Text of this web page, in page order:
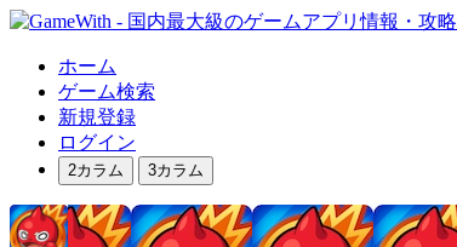
ホーム
ゲーム検索
新規登録
ログイン
2カラム 3カラム